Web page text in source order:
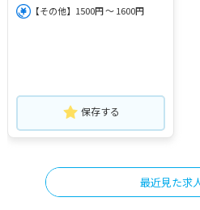
【その他】1500円 ～ 1600円
保存する
最近見た求